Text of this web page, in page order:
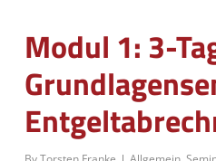
Modul 1: 3-